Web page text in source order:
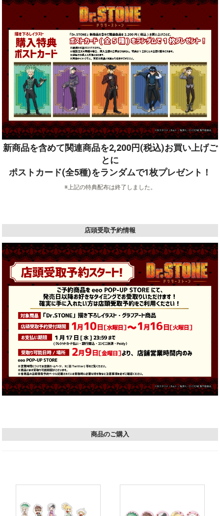
新商品を含めて関連商品を2,200円(税込)お買い上げご
とに
ポストカード(全5種)をランダムで1枚プレゼント！
※上記の特典配布は終了しました。
店頭受取予約情報
商品のご購入